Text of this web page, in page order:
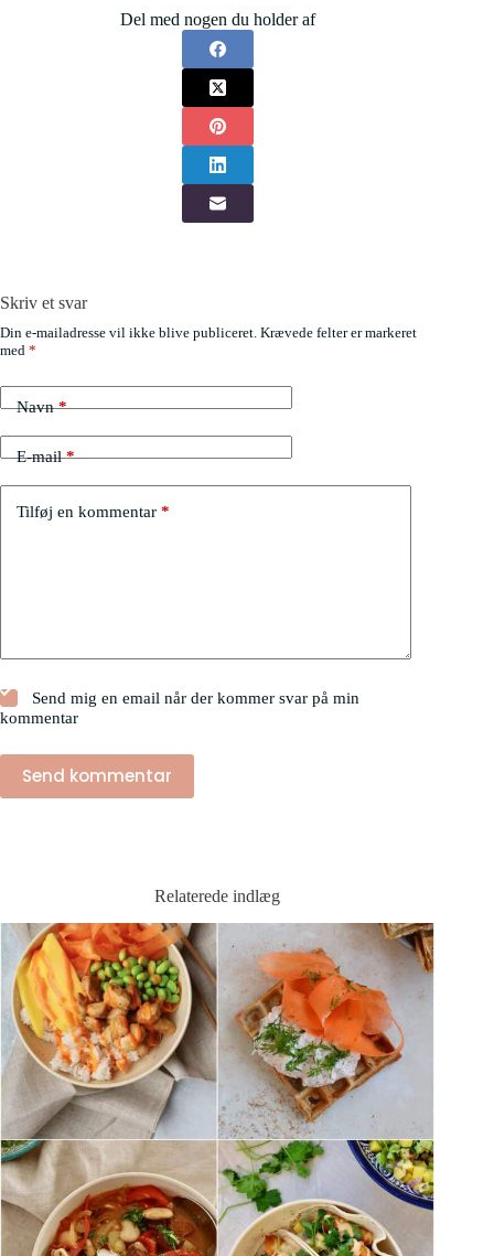
Del med nogen du holder af
Skriv et svar
Din e-mailadresse vil ikke blive publiceret. Krævede felter er markeret
med *
Navn*
E-mail*
Tilføj en kommentar *
Send mig en email når der kommer svar på min
kommentar
Send kommentar
Relaterede indlæg